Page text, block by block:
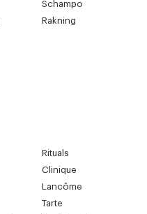
Schampo
Rakning
Rituals
Clinique
Lancôme
Tarte